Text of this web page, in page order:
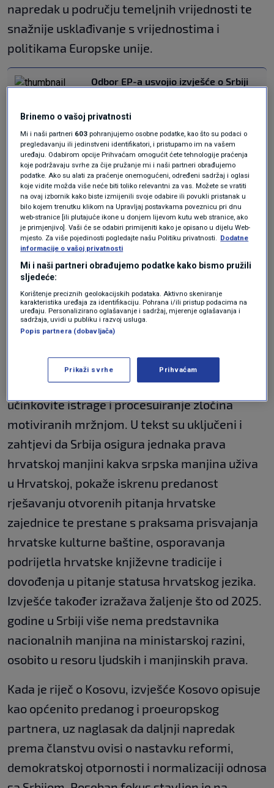
napredak u području temeljnih vrijednosti te
snažnije usklađivanje s vrijednostima i
politikama Europske unije.
Odbor EP-a usvojio izvješće o Srbiji
REGIJA|3. lip.
Stier: Srbija stoji na mjestu, a BiH
treba novog visokog predstavnika iz
EU-a
VIJESTI|3. lip.
Na inicijativu zastupnice Zovko, izvješće
odbacuje neutemeljene optužbe srbijanskih
vlasti o navodnom hrvatskom miješanju i
sudjelovanju u provedbi lokalnih izbora
održanih u ožujku 2026. godine. Izvješće
također snažno osuđuje napade, zastrašivanje,
ciljanje i govor mržnje usmjerene protiv
hrvatsku manjinu, te poziva na punu provedbu
antidiskriminacijskog zakonodavstva,
učinkovite istrage i procesuiranje zločina
motiviranih mržnjom. U tekst su uključeni i
zahtjevi da Srbija osigura jednaka prava
hrvatskoj manjini kakva srpska manjina uživa
u Hrvatskoj, pokaže iskrenu predanost
rješavanju otvorenih pitanja hrvatske
zajednice te prestane s praksama prisvajanja
hrvatske kulturne baštine, osporavanja
podrijetla hrvatske književne tradicije i
dovođenja u pitanje statusa hrvatskog jezika.
Izvješće također izražava žaljenje što od 2025.
godine u Srbiji više nema predstavnika
nacionalnih manjina na ministarskoj razini,
osobito u resoru ljudskih i manjinskih prava.
Kada je riječ o Kosovu, izvješće Kosovo opisuje
kao općenito predanog i proeuropskog
partnera, uz naglasak da daljnji napredak
prema članstvu ovisi o nastavku reformi,
demokratskoj otpornosti i normalizaciji odnosa
Brinemo o vašoj privatnosti
Mi i naši partneri 603 pohranjujemo osobne podatke, kao što su podaci o
pregledavanju ili jedinstveni identifikatori, i pristupamo im na vašem
uređaju. Odabirom opcije Prihvaćam omogućit ćete tehnologije praćenja
koje podržavaju svrhe za čije pružanje mi i naši partneri obrađujemo
podatke. Ako su alati za praćenje onemogućeni, određeni sadržaj i oglasi
koje vidite možda više neće biti toliko relevantni za vas. Možete se vratiti
na ovaj izbornik kako biste izmijenili svoje odabire ili povukli pristanak u
bilo kojem trenutku klikom na Upravljaj postavkama poveznicu pri dnu
web-stranice [ili plutajuće ikone u donjem lijevom kutu web stranice, ako
je primjenjivo]. Vaši će se odabiri primijeniti kako je opisano u dijelu Web-
mjesto. Za više pojedinosti pogledajte našu Politiku privatnosti. Dodatne
informacije o vašoj privatnosti
Mi i naši partneri obrađujemo podatke kako bismo pružili
sljedeće:
Korištenje preciznih geolokacijskih podataka. Aktivno skeniranje
karakteristika uređaja za identifikaciju. Pohrana i/ili pristup podacima na
uređaju. Personalizirano oglašavanje i sadržaj, mjerenje oglašavanja i
sadržaja, uvidi u publiku i razvoj usluga.
Popis partnera (dobavljača)
Prikaži svrhe Prihvaćam